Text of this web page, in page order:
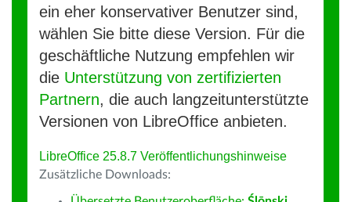
ein eher konservativer Benutzer sind,
wählen Sie bitte diese Version. Für die
geschäftliche Nutzung empfehlen wir
die Unterstützung von zertifizierten
Partnern, die auch langzeitunterstützte
Versionen von LibreOffice anbieten.
LibreOffice 25.8.7 Veröffentlichungshinweise
Zusätzliche Downloads: